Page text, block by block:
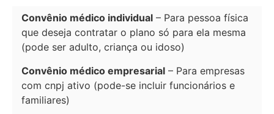
Convênio médico individual – Para pessoa física
que deseja contratar o plano só para ela mesma
(pode ser adulto, criança ou idoso)
Convênio médico empresarial – Para empresas
com cnpj ativo (pode-se incluir funcionários e
familiares)